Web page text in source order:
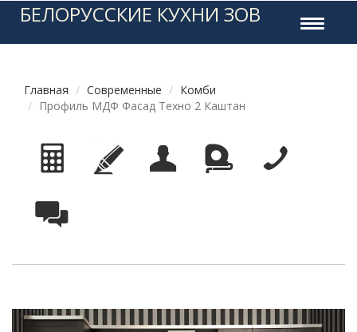
Toggle
БЕЛОРУССКИЕ КУХНИ ЗОВ
Главная Современные
Комби
Профиль МДФ Фасад Техно 2 Каштан